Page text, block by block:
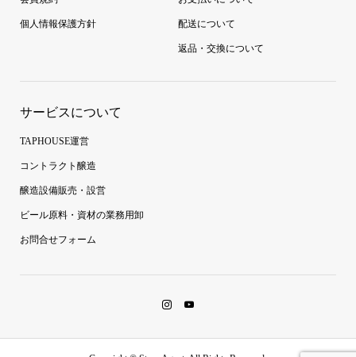
個人情報保護方針 配送について
返品・交換について
サービスについて
TAPHOUSE運営
コントラクト醸造
醸造設備販売・設営
ビール原料・資材の業務用卸
お問合せフォーム